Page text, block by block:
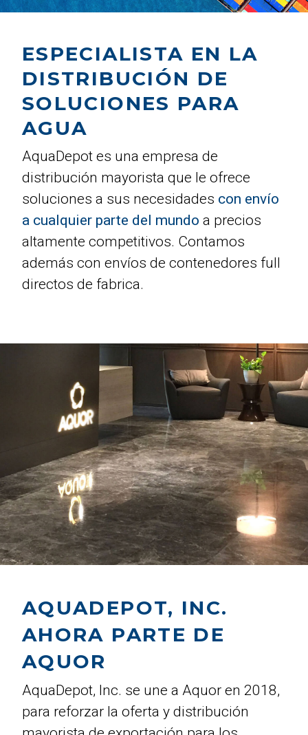
ESPECIALISTA EN LA
DISTRIBUCIÓN DE
SOLUCIONES PARA
AGUA
AquaDepot es una empresa de
distribución mayorista que le ofrece
soluciones a sus necesidades con envío
a cualquier parte del mundo a precios
altamente competitivos. Contamos
además con envíos de contenedores full
directos de fabrica.
AQUADEPOT, INC.
AHORA PARTE DE
AQUOR
AquaDepot, Inc. se une a Aquor en 2018,
para reforzar la oferta y distribución